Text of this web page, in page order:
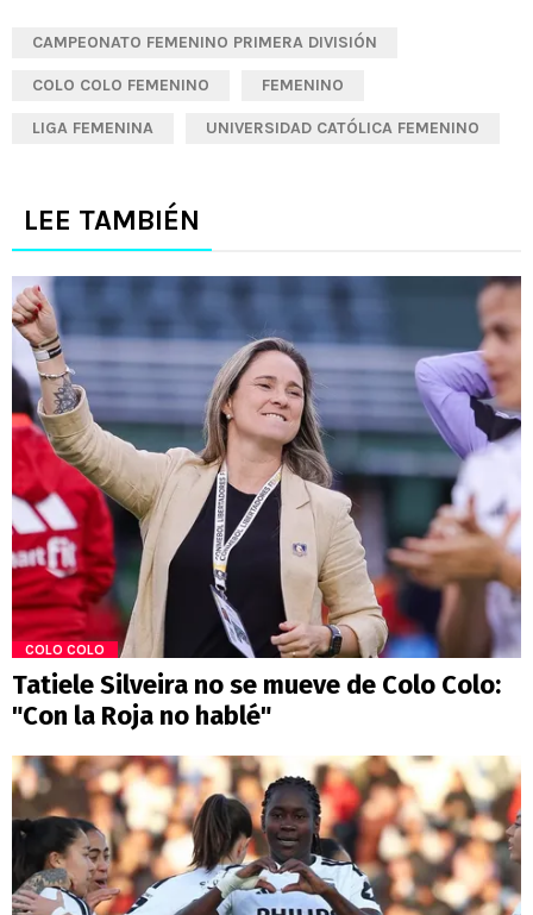
CAMPEONATO FEMENINO PRIMERA DIVISIÓN
COLO COLO FEMENINO FEMENINO
LIGA FEMENINA UNIVERSIDAD CATÓLICA FEMENINO
LEE TAMBIÉN
COLO COLO
Tatiele Silveira no se mueve de Colo Colo:
"Con la Roja no hablé"